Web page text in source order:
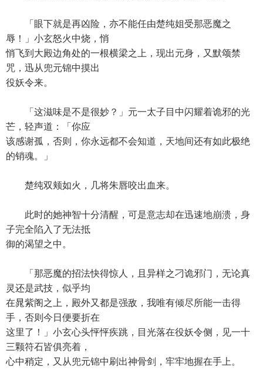
「眼下就是再凶险，亦不能任由楚纯姐受那恶魔之
辱！」小玄怒火中烧，悄
悄飞到大殿边角处的一根横梁之上，现出元身，又默颂禁
咒，迅从兜元锦中摸出
役妖令来。
「这滋味是不是很妙？」元一太子目中闪耀着诡邪的光
芒，轻声道：「你应
该感谢孤，否则，你永远都不会知道，天地间还有如此极绝
的销魂。」
楚纯双颊如火，几将朱唇咬出血来。
此时的她神智十分清醒，可是意志却在迅速地崩溃，身
子完全陷入了无法抵
御的渴望之中。
「那恶魔的招法快得惊人，且异样之刁诡邪门，无论真
灵还是武技，似乎均
在晁紫阁之上，殿外又都是强敌，我唯有倾尽所能一击得
手，否则今日便要折在
这里了！」小玄心头怦怦疾跳，目光落在役妖令侧，见一十
三颗符石皆俱亮着，
心中稍定，又从兜元锦中刷出神骨剑，牢牢地握在手上。